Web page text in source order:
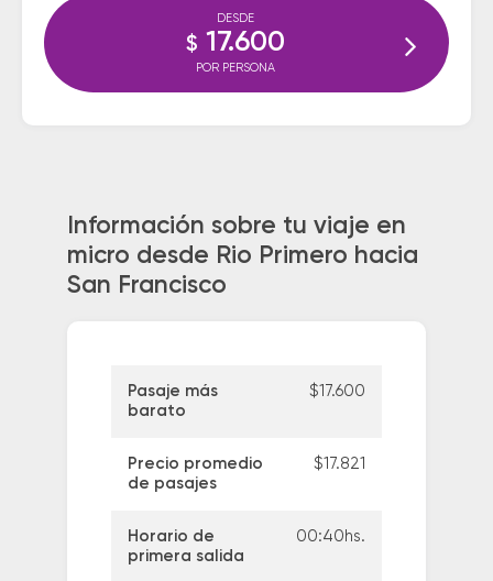
DESDE
$ 17.600
POR PERSONA
Información sobre tu viaje en
micro desde Rio Primero hacia
San Francisco
Pasaje más
barato
$17.600
Precio promedio
de pasajes
$17.821
Horario de
primera salida
00:40hs.